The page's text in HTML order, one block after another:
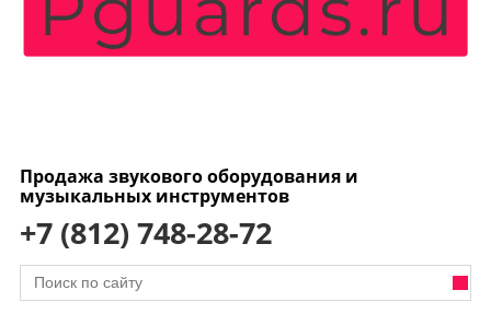
Продажа звукового оборудования и
музыкальных инструментов
+7 (812) 748-28-72